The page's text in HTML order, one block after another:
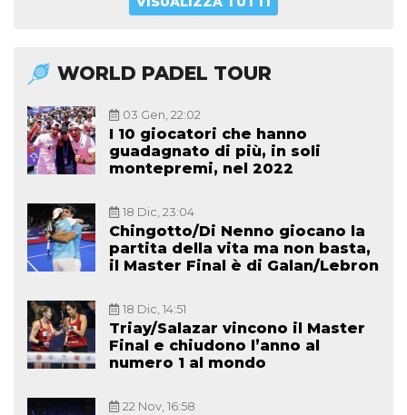
WORLD PADEL TOUR
03 Gen, 22:02
I 10 giocatori che hanno
guadagnato di più, in soli
montepremi, nel 2022
18 Dic, 23:04
Chingotto/Di Nenno giocano la
partita della vita ma non basta,
il Master Final è di Galan/Lebron
18 Dic, 14:51
Triay/Salazar vincono il Master
Final e chiudono l’anno al
numero 1 al mondo
22 Nov, 16:58